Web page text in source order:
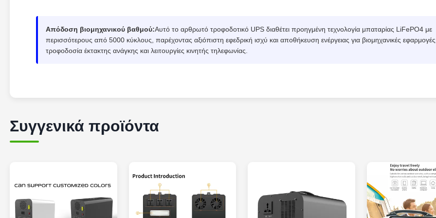
Απόδοση βιομηχανικού βαθμού:Αυτό το αρθρωτό τροφοδοτικό UPS διαθέτει προηγμένη τεχνολογία μπαταρίας LiFePO4 με
περισσότερους από 5000 κύκλους, παρέχοντας αξιόπιστη εφεδρική ισχύ και αποθήκευση ενέργειας για βιομηχανικές
τροφοδοσία έκτακτης ανάγκης και λειτουργίες κινητής τηλεφωνίας.
Συγγενικά προϊόντα